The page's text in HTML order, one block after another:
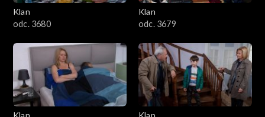
901–1000
801–900
701–800
601–700
Klan
odc. 3680
Klan
odc. 3679
Klan
Klan